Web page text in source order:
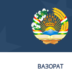
ВАЗОРАТ